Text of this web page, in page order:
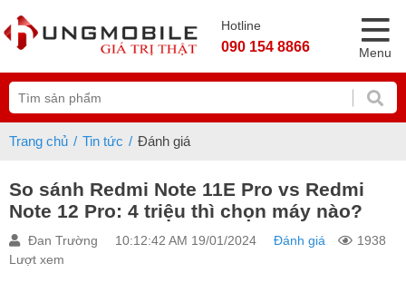
Hotline
090 154 8866 Menu
Trang chủ Tin tức Đánh giá
So sánh Redmi Note 11E Pro vs Redmi
Note 12 Pro: 4 triệu thì chọn máy nào?
Đan Trường 10:12:42 AM 19/01/2024 Đánh giá
1938
Lượt xem